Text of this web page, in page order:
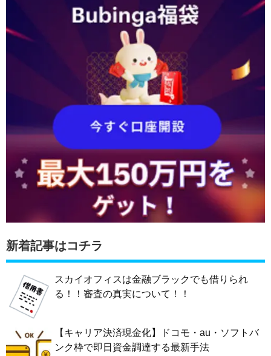
新着記事はコチラ
スカイオフィスは金融ブラックでも借りられ
る！！審査の真実について！！
【キャリア決済現金化】ドコモ・au・ソフトバ
ンク枠で即日資金調達する最新手法